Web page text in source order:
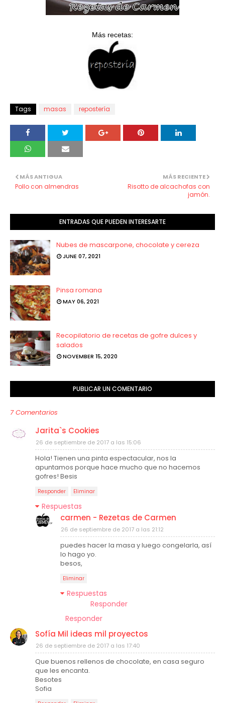
Más recetas:
Tags masas repostería
MÁS RECIENTE
Risotto de alcachofas con
jamón.
MÁS ANTIGUA
Pollo con almendras
ENTRADAS QUE PUEDEN INTERESARTE
Nubes de mascarpone, chocolate y cereza
JUNE 07, 2021
Pinsa romana
MAY 06, 2021
Recopilatorio de recetas de gofre dulces y
salados
NOVEMBER 15, 2020
PUBLICAR UN COMENTARIO
7 Comentarios
Jarita`s Cookies
26 de septiembre de 2017 a las 15:06
Hola! Tienen una pinta espectacular, nos la
apuntamos porque hace mucho que no hacemos
gofres! Besis
Responder Eliminar
Respuestas
carmen - Rezetas de Carmen
26 de septiembre de 2017 a las 21:12
puedes hacer la masa y luego congelarla, así
lo hago yo.
besos,
Eliminar
Respuestas
Responder
Responder
Sofía Mil ideas mil proyectos
26 de septiembre de 2017 a las 17:40
Que buenos rellenos de chocolate, en casa seguro
que les encanta.
Besotes
Sofia